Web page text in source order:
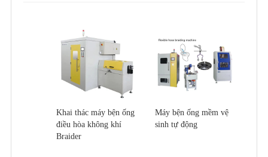
Khai thác máy bện ống
điều hòa không khí
Braider
Máy bện ống mềm vệ
sinh tự động